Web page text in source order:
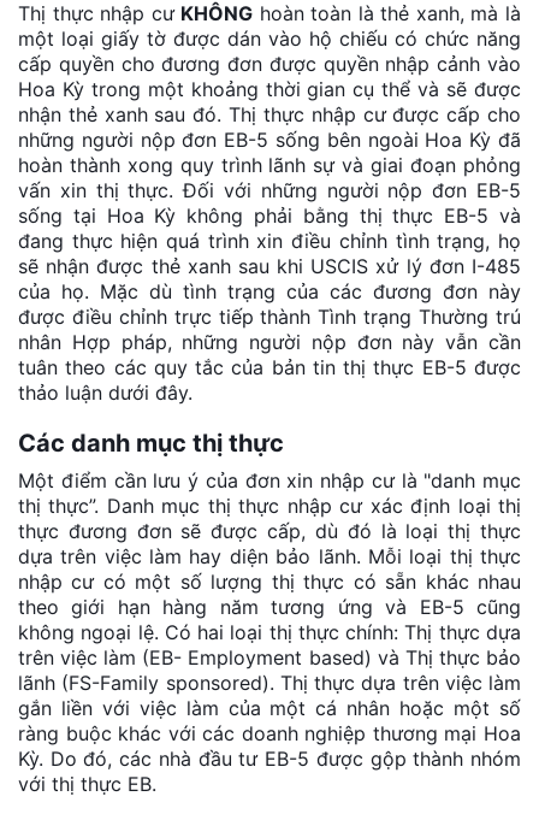
Thị thực nhập cư KHÔNG hoàn toàn là thẻ xanh, mà là
một loại giấy tờ được dán vào hộ chiếu có chức năng
cấp quyền cho đương đơn được quyền nhập cảnh vào
Hoa Kỳ trong một khoảng thời gian cụ thể và sẽ được
nhận thẻ xanh sau đó. Thị thực nhập cư được cấp cho
những người nộp đơn EB-5 sống bên ngoài Hoa Kỳ đã
hoàn thành xong quy trình lãnh sự và giai đoạn phỏng
vấn xin thị thực. Đối với những người nộp đơn EB-5
sống tại Hoa Kỳ không phải bằng thị thực EB-5 và
đang thực hiện quá trình xin điều chỉnh tình trạng, họ
sẽ nhận được thẻ xanh sau khi USCIS xử lý đơn I-485
của họ. Mặc dù tình trạng của các đương đơn này
được điều chỉnh trực tiếp thành Tình trạng Thường trú
nhân Hợp pháp, những người nộp đơn này vẫn cần
tuân theo các quy tắc của bản tin thị thực EB-5 được
thảo luận dưới đây.
Các danh mục thị thực
Một điểm cần lưu ý của đơn xin nhập cư là "danh mục
thị thực”. Danh mục thị thực nhập cư xác định loại thị
thực đương đơn sẽ được cấp, dù đó là loại thị thực
dựa trên việc làm hay diện bảo lãnh. Mỗi loại thị thực
nhập cư có một số lượng thị thực có sẵn khác nhau
theo giới hạn hàng năm tương ứng và EB-5 cũng
không ngoại lệ. Có hai loại thị thực chính: Thị thực dựa
trên việc làm (EB- Employment based) và Thị thực bảo
lãnh (FS-Family sponsored). Thị thực dựa trên việc làm
gắn liền với việc làm của một cá nhân hoặc một số
ràng buộc khác với các doanh nghiệp thương mại Hoa
Kỳ. Do đó, các nhà đầu tư EB-5 được gộp thành nhóm
với thị thực EB.